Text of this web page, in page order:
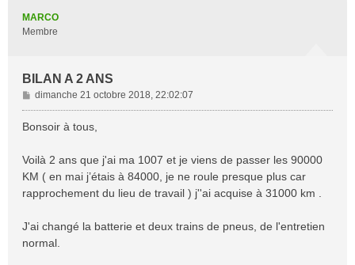
MARCO
Membre
BILAN A 2 ANS
M
e
s
g
e
dimanche 21 octobre 2018, 22:02:07
Bonsoir à tous,
Voilà 2 ans que j'ai ma 1007 et je viens de passer les 90000
KM ( en mai j’étais à 84000, je ne roule presque plus car
rapprochement du lieu de travail ) j''ai acquise à 31000 km .
J'ai changé la batterie et deux trains de pneus, de l'entretien
normal.